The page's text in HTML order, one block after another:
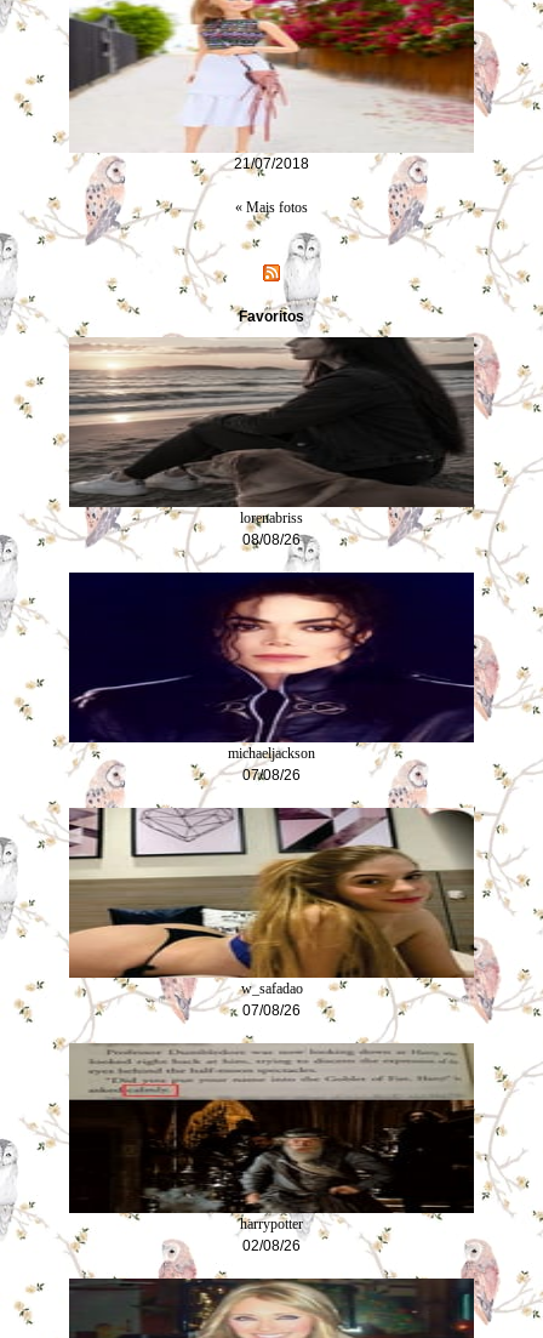
21/07/2018
« Mais fotos
Favoritos
lorenabriss
08/08/26
michaeljackson
07/08/26
w_safadao
07/08/26
harrypotter
02/08/26